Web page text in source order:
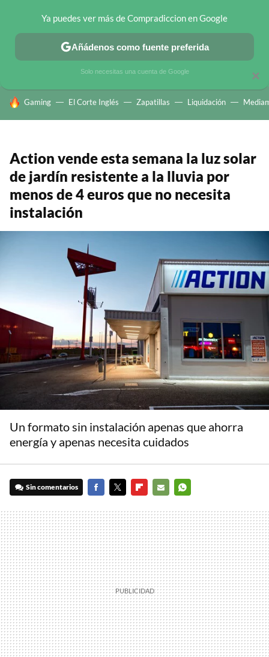
CHOLLOS TELEGRAM OFERTAS EN MÓVILES OFERTAS EN
HOY SE HABLA DE
Gaming El Corte Inglés Zapatillas Liquidación
Action vende esta semana la luz solar
de jardín resistente a la lluvia por
menos de 4 euros que no necesita
instalación
Un formato sin instalación apenas que ahorra
energía y apenas necesita cuidados
Sin comentarios
MAIL
×
Ya puedes ver más de Compradiccion en Google
Añádenos como fuente preferida
Solo necesitas una cuenta de Google